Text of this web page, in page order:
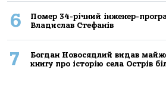
6
Помер 34-річний інженер-
Владислав Стефанів
7
Богдан Новосядлий видав
книгу про історію села Острів